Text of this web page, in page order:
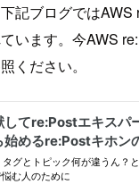
記ブログではAWS
います。今AWS
ください。